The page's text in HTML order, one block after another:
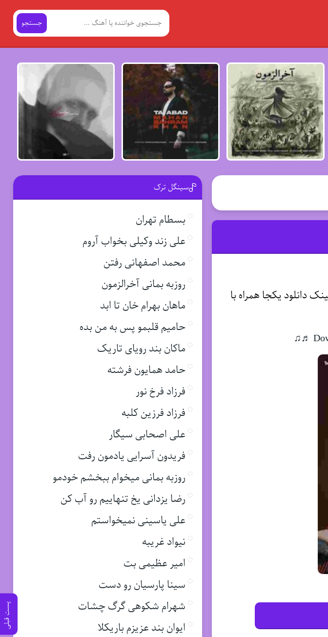
جستجو
پست قبلی
دانلود یکجا همراه با
سینگل ترک
بسطام تهران
علی زند وکیلی بخواب آروم
محمد اصفهانی رفتن
روزبه بمانی آخرالزمون
ماهان بهرام خان تا ابد
حامیم قلبمو پس به من بده
ماکان بند رویای تاریک
حامد همایون فرشته
فرزاد فرخ نور
فرزاد فرزین کلبه
علی اصحابی سیگار
فریدون آسرایی یادمون رفت
روزبه بمانی میخوام ببخشم خودمو
رضا یزدانی یخ تنهاییم رو آب کن
علی یاسینی نمیخواستم
نیواد غریبه
امیر عظیمی بت
سینا پارسیان رو دست
شهرام شکوهی گرگ چشات
ایوان بند عزیزم باریکلا